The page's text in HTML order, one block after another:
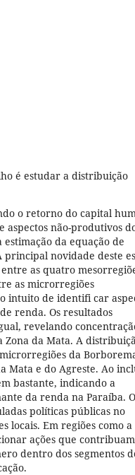
é estudar a distribuição
o retorno do capital
aspectos não-produtivos
da equação de
principal novidade deste
as quatro
as microrregiões
intuito de identifi car
renda. Os resultados
revelando
da Mata. A
da
Mata e do Agreste. Ao
bastante, indicando a
da renda na Paraíba.
políticas públicas no
locais. Em regiões como a
ações que contribuam
dentro dos segmentos